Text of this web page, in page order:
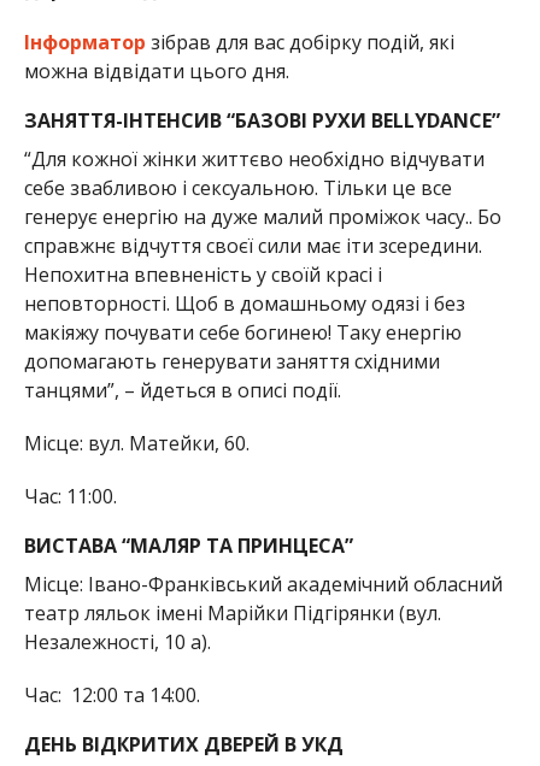
Інформатор зібрав для вас добірку подій, які
можна відвідати цього дня.
ЗАНЯТТЯ-ІНТЕНСИВ “БАЗОВІ РУХИ BELLYDANCE”
“Для кожної жінки життєво необхідно відчувати
себе звабливою і сексуальною. Тільки це все
генерує енергію на дуже малий проміжок часу.. Бо
справжнє відчуття своєї сили має іти зсередини.
Непохитна впевненість у своїй красі і
неповторності. Щоб в домашньому одязі і без
макіяжу почувати себе богинею! Таку енергію
допомагають генерувати заняття східними
танцями”, – йдеться в описі події.
Місце: вул. Матейки, 60.
Час: 11:00.
ВИСТАВА “МАЛЯР ТА ПРИНЦЕСА”
Місце: Івано-Франківський академічний обласний
театр ляльок імені Марійки Підгірянки (вул.
Незалежності, 10 а).
Час: 12:00 та 14:00.
ДЕНЬ ВІДКРИТИХ ДВЕРЕЙ В УКД